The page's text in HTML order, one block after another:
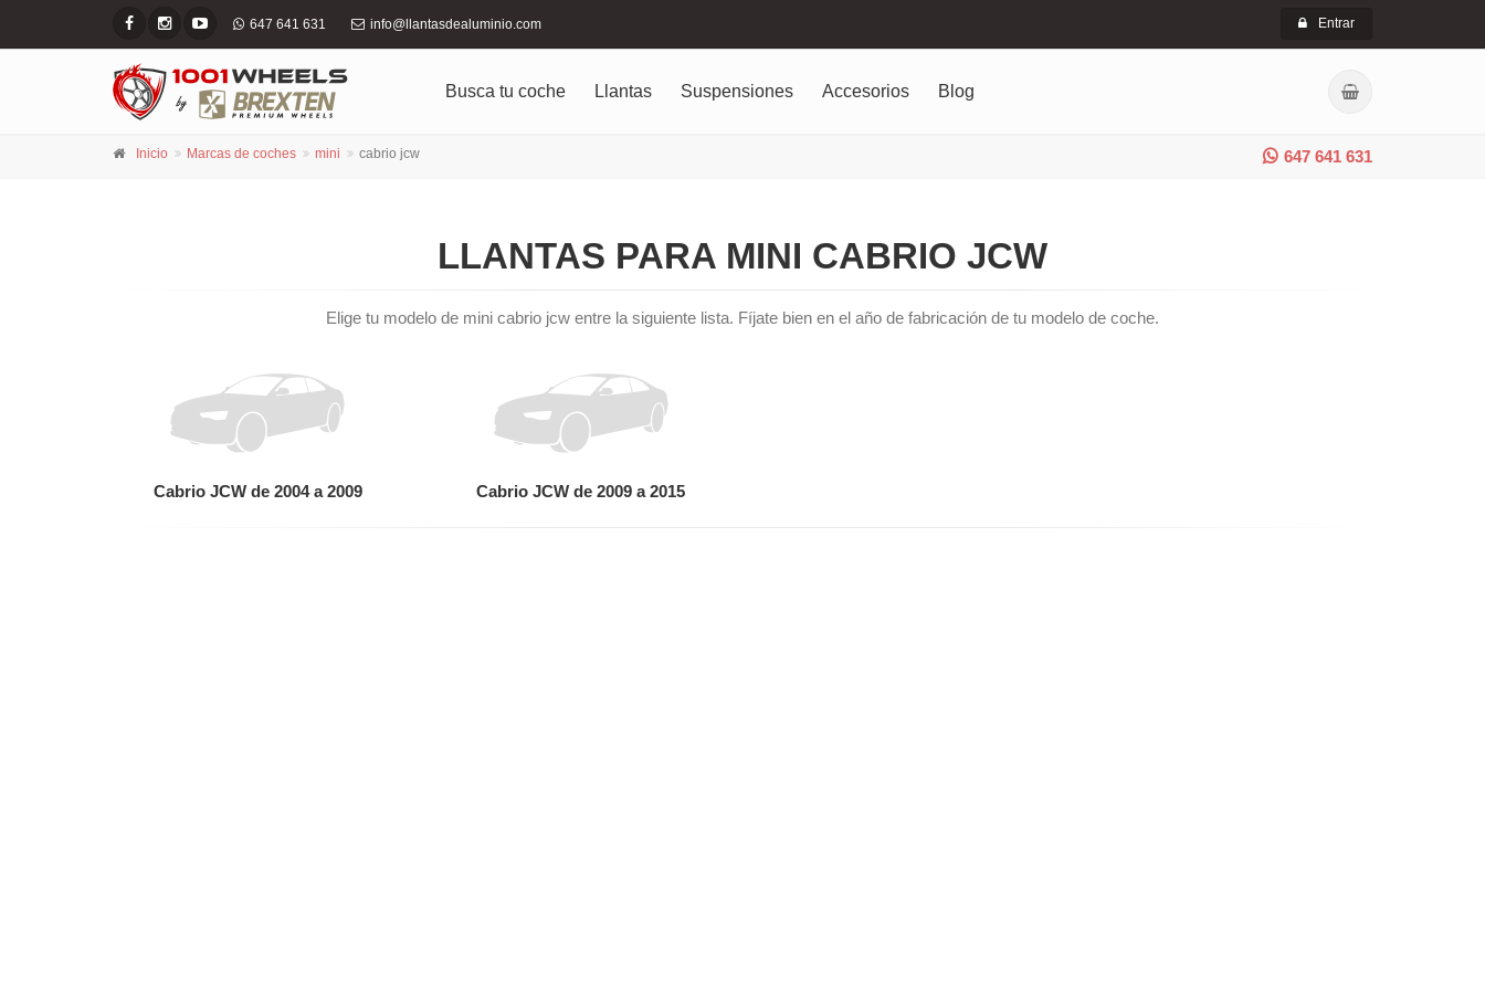
647 641 631 info@llantasdealuminio.com Entrar
Busca tu coche Llantas Suspensiones Accesorios Blog
647 641 631
Inicio Marcas de coches mini cabrio jcw
LLANTAS PARA MINI CABRIO JCW
Elige tu modelo de mini cabrio jcw entre la siguiente lista. Fíjate bien en el año de fabricación de tu modelo de coche.
Cabrio JCW de 2004 a 2009 Cabrio JCW de 2009 a 2015